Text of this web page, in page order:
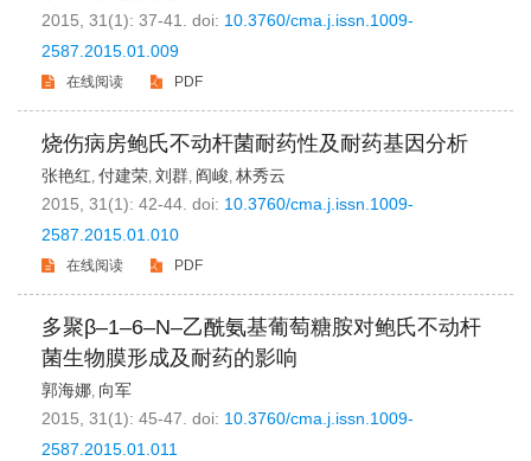
2015, 31(1): 37-41. doi: 10.3760/cma.j.issn.1009-
2587.2015.01.009
在线阅读 PDF
烧伤病房鲍氏不动杆菌耐药性及耐药基因分析
张艳红, 付建荣, 刘群, 阎峻, 林秀云
2015, 31(1): 42-44. doi: 10.3760/cma.j.issn.1009-
2587.2015.01.010
在线阅读 PDF
多聚β–1–6–N–乙酰氨基葡萄糖胺对鲍氏不动杆
菌生物膜形成及耐药的影响
郭海娜, 向军
2015, 31(1): 45-47. doi: 10.3760/cma.j.issn.1009-
2587.2015.01.011